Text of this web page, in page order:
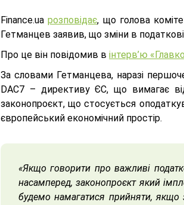
Finance.uaрозповідає, що голова
Гетманцев заявив, що зміни в
Про це він повідомив в інтерв’ю
За словами Гетманцева, наразі
DAС7 – директиву ЄС, що вимагає
законопроєкт, що стосується
європейський економічний простір.
«Якщо говорити про важливі
насамперед, законопроєкт який
будемо намагатися прийняти, якщо